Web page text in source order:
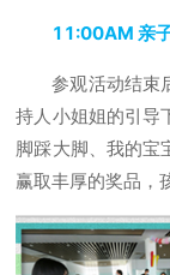
11:00AM 亲
参观活动结束
持人小姐姐的引导
脚踩大脚、我的宝
赢取丰厚的奖品，